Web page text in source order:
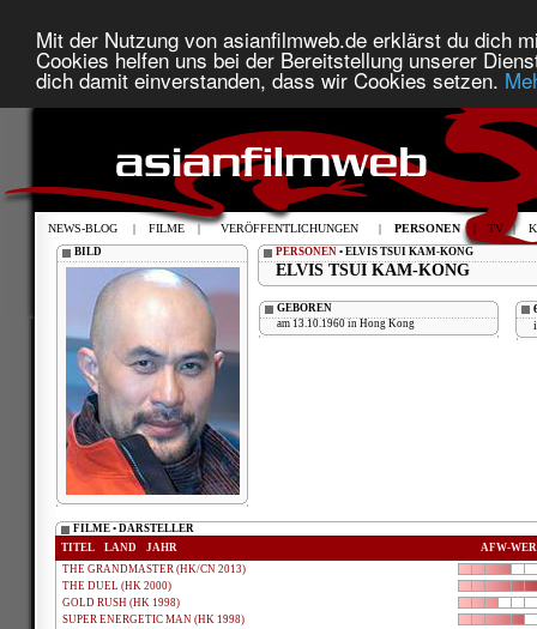
Mit der Nutzung von asianfilmweb.de erklärst du dich
Cookies helfen uns bei der Bereitstellung unserer
dich damit einverstanden, dass wir Cookies setzen.
NEWS-BLOG | FILME | VERÖFFENTLICHUNGEN | PERSONEN | TV |
BILD PERSONEN • ELVIS TSUI KAM-KONG
ELVIS TSUI KAM-KONG
GEBOREN
am 13.10.1960 in Hong Kong
FILME • DARSTELLER
TITEL
LAND JAHR
AFW-
THE GRANDMASTER (HK/CN 2013)
THE DUEL (HK 2000)
GOLD RUSH (HK 1998)
SUPER ENERGETIC MAN (HK 1998)